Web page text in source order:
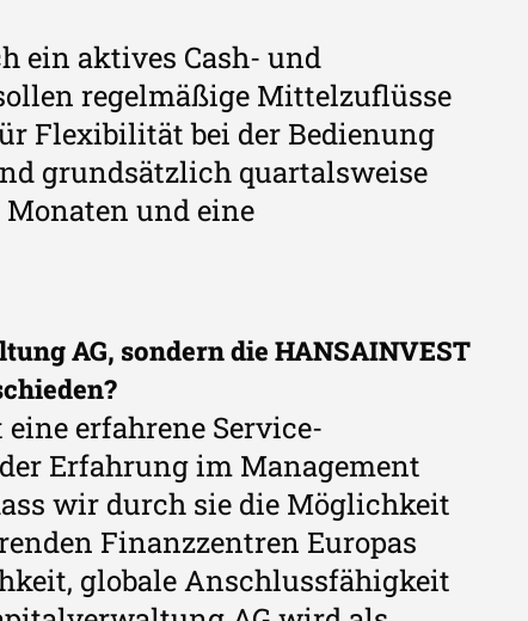
ein aktives Cash- und
regelmäßige Mittelzuflüsse
Flexibilität bei der Bedienung
grundsätzlich quartalsweise
und eine
AG, sondern die HANSAINVEST
erfahrene Service-
Erfahrung im Management
wir durch sie die Möglichkeit
Finanzzentren Europas
globale Anschlussfähigkeit